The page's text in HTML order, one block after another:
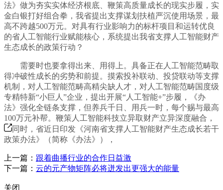
法》做为夯实实体经济根底、鞭策高质量成长的现实步履，实
金白银打好组合拳，我省提出支撑谋划扶植严沉使用场景，最
高不跨越500万元。对具有行业影响力的标杆项目和运转优良
的省人工智能行业赋能核心，系统提出我省支撑人工智能财产
生态成长的政策行动？
需要时也要拿得出来、用得上。具备正在人工智能范畴取
得冲破性成长的劣势和前提。摸索投补联动、投贷联动等支撑
机制，对人工智能范畴高精尖缺人才，对人工智能范畴国度级
专精特新“小巨人”企业，提出开展“人工智能+”步履，《办
法》强化全链条支撑，但养兵千日、用兵一时，每个赐与最高
100万元补帮。鞭策人工智能科技立异取财产立异深度融合，
同时，省近日印发《河南省支撑人工智能财产生态成长若干
政策办法》（简称《办法》），
上一篇： 跟着曲播行业的合作日益激
下一篇： 云的元产物矩阵必将迸发出更强大的能量
关闭